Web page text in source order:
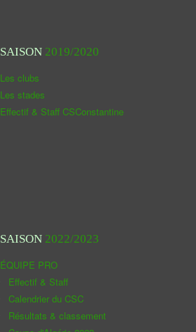
SAISON 2019/2020
Les clubs
Les stades
Effectif & Staff CSConstantine
SAISON 2022/2023
ÉQUIPE PRO
Effectif & Staff
Calendrier du CSC
Résultats & classement